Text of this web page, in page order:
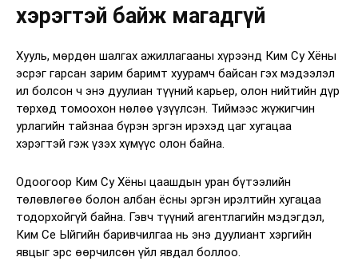
хэрэгтэй байж магадгүй
Хууль, мөрдөн шалгах ажиллагааны хүрээнд Ким Су Хёны
эсрэг гарсан зарим баримт хуурамч байсан гэх мэдээлэл
ил болсон ч энэ дуулиан түүний карьер, олон нийтийн дүр
төрхөд томоохон нөлөө үзүүлсэн. Тиймээс жүжигчин
урлагийн тайзнаа бүрэн эргэн ирэхэд цаг хугацаа
хэрэгтэй гэж үзэх хүмүүс олон байна.
Одоогоор Ким Су Хёны цаашдын уран бүтээлийн
төлөвлөгөө болон албан ёсны эргэн ирэлтийн хугацаа
тодорхойгүй байна. Гэвч түүний агентлагийн мэдэгдэл,
Ким Се Ыйгийн баривчилгаа нь энэ дуулиант хэргийн
явцыг эрс өөрчилсөн үйл явдал боллоо.